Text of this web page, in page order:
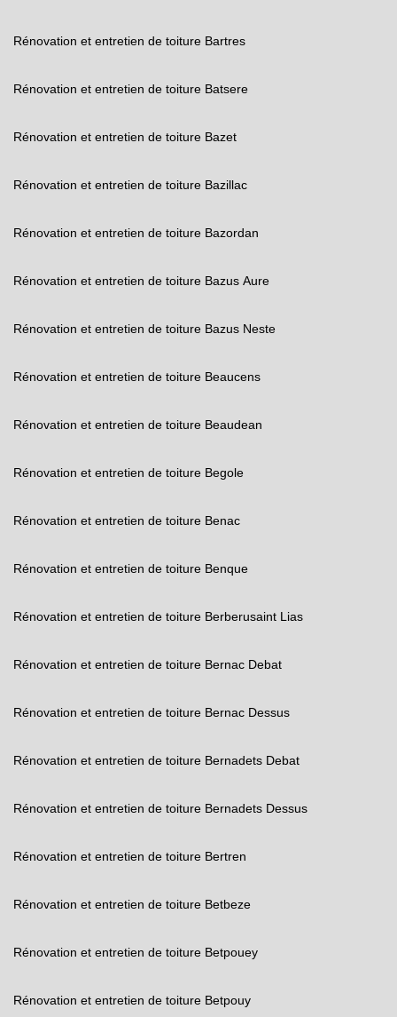
Rénovation et entretien de toiture Bartres
Rénovation et entretien de toiture Batsere
Rénovation et entretien de toiture Bazet
Rénovation et entretien de toiture Bazillac
Rénovation et entretien de toiture Bazordan
Rénovation et entretien de toiture Bazus Aure
Rénovation et entretien de toiture Bazus Neste
Rénovation et entretien de toiture Beaucens
Rénovation et entretien de toiture Beaudean
Rénovation et entretien de toiture Begole
Rénovation et entretien de toiture Benac
Rénovation et entretien de toiture Benque
Rénovation et entretien de toiture Berberusaint Lias
Rénovation et entretien de toiture Bernac Debat
Rénovation et entretien de toiture Bernac Dessus
Rénovation et entretien de toiture Bernadets Debat
Rénovation et entretien de toiture Bernadets Dessus
Rénovation et entretien de toiture Bertren
Rénovation et entretien de toiture Betbeze
Rénovation et entretien de toiture Betpouey
Rénovation et entretien de toiture Betpouy